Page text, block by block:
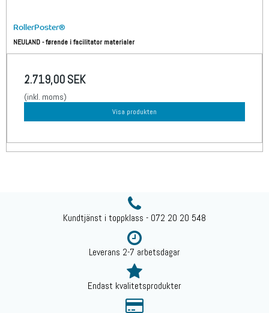
RollerPoster®
NEULAND - førende i facilitator materialer
2.719,00 SEK
(inkl. moms)
Visa produkten
Kundtjänst i toppklass - 072 20 20 548
Leverans 2-7 arbetsdagar
Endast kvalitetsprodukter